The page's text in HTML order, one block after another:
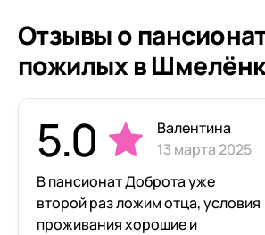
Отзывы о
пожилых в
5.0
Валентина
13 марта 2025
В пансионат Доброта уже
второй раз ложим отца, условия
проживания хорошие и